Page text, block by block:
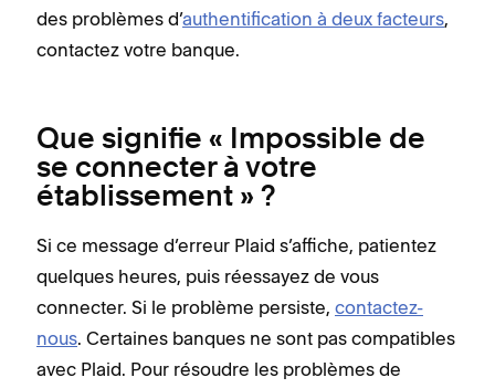
des problèmes d’authentification à deux facteurs,
contactez votre banque.
Que signifie « Impossible de
se connecter à votre
établissement » ?
Si ce message d’erreur Plaid s’affiche, patientez
quelques heures, puis réessayez de vous
connecter. Si le problème persiste, contactez-
nous. Certaines banques ne sont pas compatibles
avec Plaid. Pour résoudre les problèmes de